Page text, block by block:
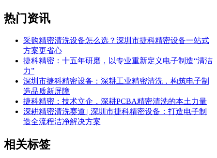
热门资讯
采购精密清洗设备怎么选？深圳市捷科精密设备一站式
方案更省心
捷科精密：十五年研磨，以专业重新定义电子制造“清洁
力”
深圳市捷科精密设备：深耕工业精密清洗，构筑电子制
造品质新屏障
捷科精密：技术立企，深耕PCBA精密清洗的本土力量
深耕精密清洗赛道 | 深圳市捷科精密设备：打造电子制
造全流程洁净解决方案
相关标签